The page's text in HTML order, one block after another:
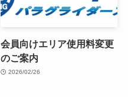
会員向けエリア使用料変更
のご案内
2026/02/26